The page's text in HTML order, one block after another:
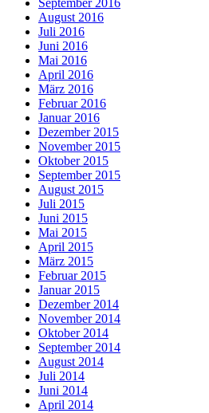
September 2016
August 2016
Juli 2016
Juni 2016
Mai 2016
April 2016
März 2016
Februar 2016
Januar 2016
Dezember 2015
November 2015
Oktober 2015
September 2015
August 2015
Juli 2015
Juni 2015
Mai 2015
April 2015
März 2015
Februar 2015
Januar 2015
Dezember 2014
November 2014
Oktober 2014
September 2014
August 2014
Juli 2014
Juni 2014
April 2014